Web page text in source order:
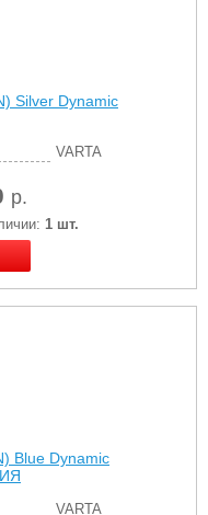
Silver Dynamic
VARTA
р.
1 шт.
Blue Dynamic
VARTA